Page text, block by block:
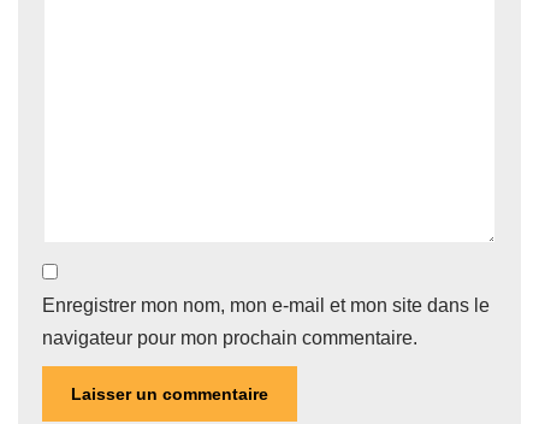
Enregistrer mon nom, mon e-mail et mon site dans le
navigateur pour mon prochain commentaire.